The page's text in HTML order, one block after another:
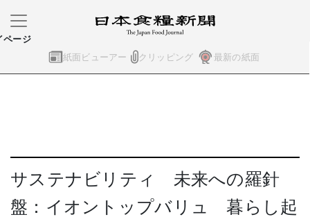
紙面ビューアー クリッピング 最新の紙面
ページ
サステナビリティ 未来への羅針
盤：イオントップバリュ 暮らし起